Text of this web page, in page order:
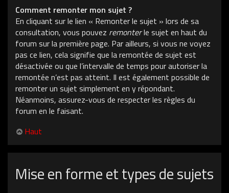
Comment remonter mon sujet ?
En cliquant sur le lien « Remonter le sujet » lors de sa
consultation, vous pouvez remonterle sujet en haut du
forum sur la première page. Par ailleurs, si vous ne voyez
pas ce lien, cela signifie que la remontée de sujet est
désactivée ou que l’intervalle de temps pour autoriser la
remontée n’est pas atteint. Il est également possible de
remonter un sujet simplement en y répondant.
Néanmoins, assurez-vous de respecter les règles du
forum en le faisant.
Haut
Mise en forme et types de sujets